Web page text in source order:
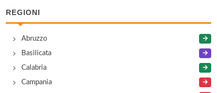
Colfosco
Via Sorega 15, Corvara in Badìa/Corvara
Corones
A Rasun di Sotto/Niederrasen , Rasun Anterselva
REGIONI
Abruzzo
Basilicata
Calabria
Campania